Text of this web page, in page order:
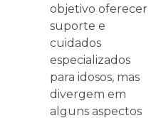
objetivo oferecer
suporte e
cuidados
especializados
para idosos, mas
divergem em
alguns aspectos